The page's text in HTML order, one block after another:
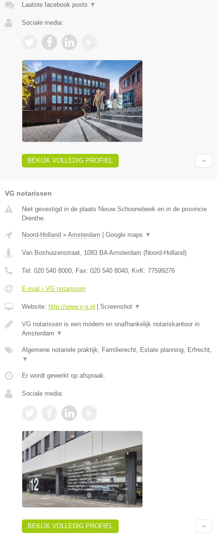
Laatste facebook posts ▼
Sociale media:
BEKIJK VOLLEDIG PROFIEL
VG notarissen
Niet gevestigd in de plaats Nieuw Schoonebeek en in de provincie
Drenthe.
Noord-Holland » Amsterdam Google maps ▼
Van Boshuizenstraat, 1083 BA Amsterdam (Noord-Holland)
Tel: 020 540 8000, Fax: 020 540 8040, KvK: 77599276
E-mail › VG notarissen
Website: http://www.v-g.nl Screenshot ▼
VG notarissen is een modern en onafhankelijk notariskantoor in
Amsterdam ▼
Algemene notariele praktijk, Familierecht, Estate planning, Erfrecht,
▼
Er wordt gewerkt op afspraak.
Sociale media:
BEKIJK VOLLEDIG PROFIEL